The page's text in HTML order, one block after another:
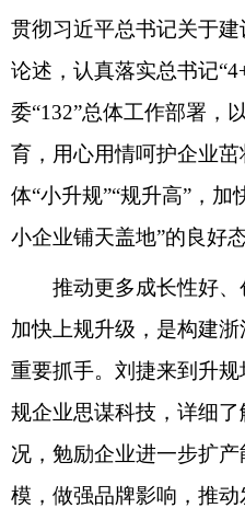
贯彻习近平总书记关于
论述，认真落实总书记
委“132”总体工作部署，
育，用心用情呵护企业
体“小升规”“规升高”，加
小企业铺天盖地”的良好态
推动更多成长性好、
加快上规升级，是构建
重要抓手。刘捷来到升
规企业思谋科技，详细
况，勉励企业进一步扩
模，做强品牌影响，推